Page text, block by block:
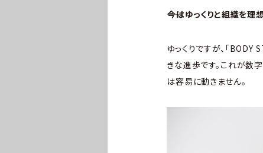
――今はゆっくりと組織を
ゆっくりですが、「
きな進歩です。これが数
は容易に動きません。